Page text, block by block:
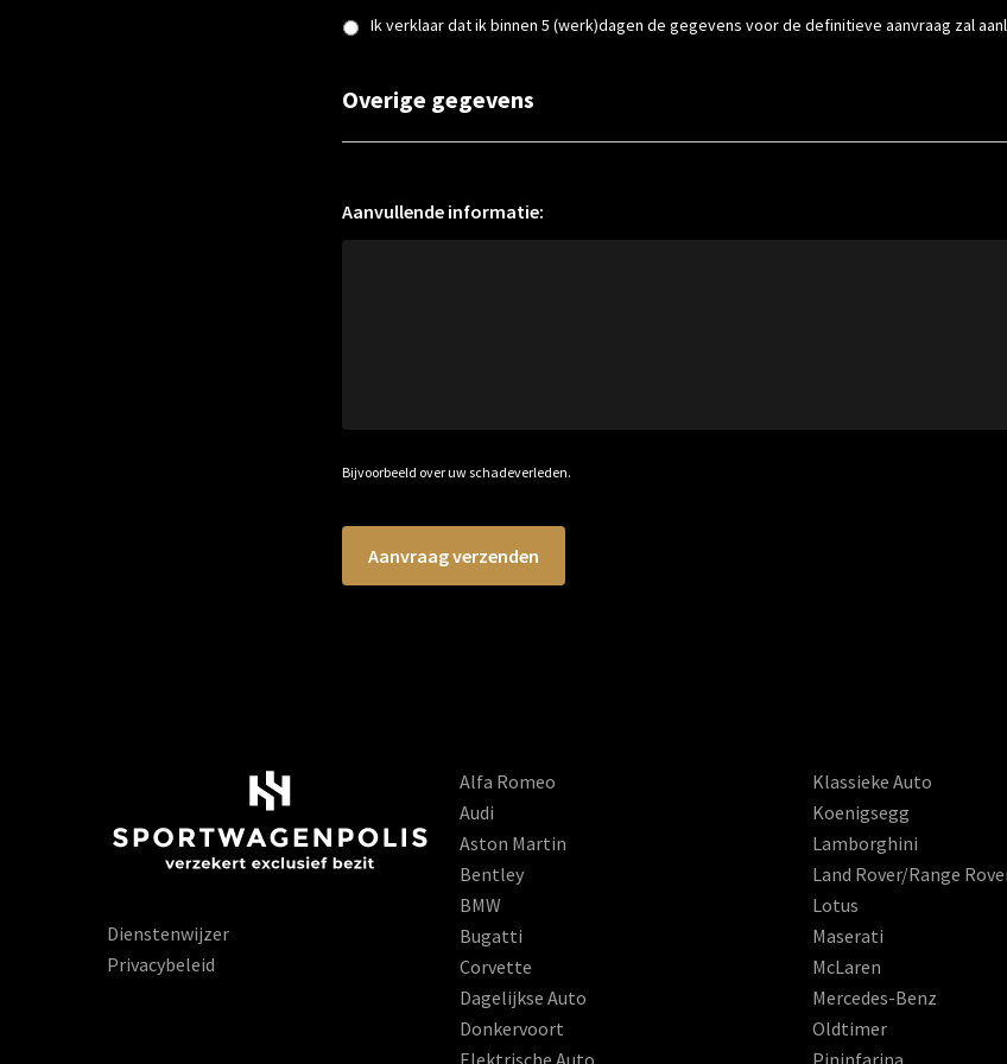
Ik verklaar dat ik binnen 5 (werk)dagen de gegevens voor de definitieve aanvraag zal
Overige gegevens
Aanvullende informatie:
Bijvoorbeeld over uw schadeverleden.
Dienstenwijzer
Privacybeleid
Alfa Romeo
Audi
Aston Martin
Bentley
BMW
Bugatti
Corvette
Dagelijkse Auto
Donkervoort
Elektrische Auto
Klassieke Auto
Koenigsegg
Lamborghini
Land Rover/Range
Lotus
Maserati
McLaren
Mercedes-Benz
Oldtimer
Pininfarina